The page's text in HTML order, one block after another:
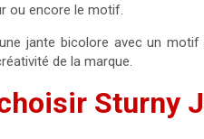
ou encore le motif.
jante bicolore avec un
de la marque.
Sturny